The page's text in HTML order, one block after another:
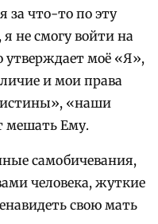
за что-то по эту
не смогу войти на
утверждает моё «Я»,
и мои права
«наши
мешать Ему.
самобичевания,
человека, жуткие
свою мать